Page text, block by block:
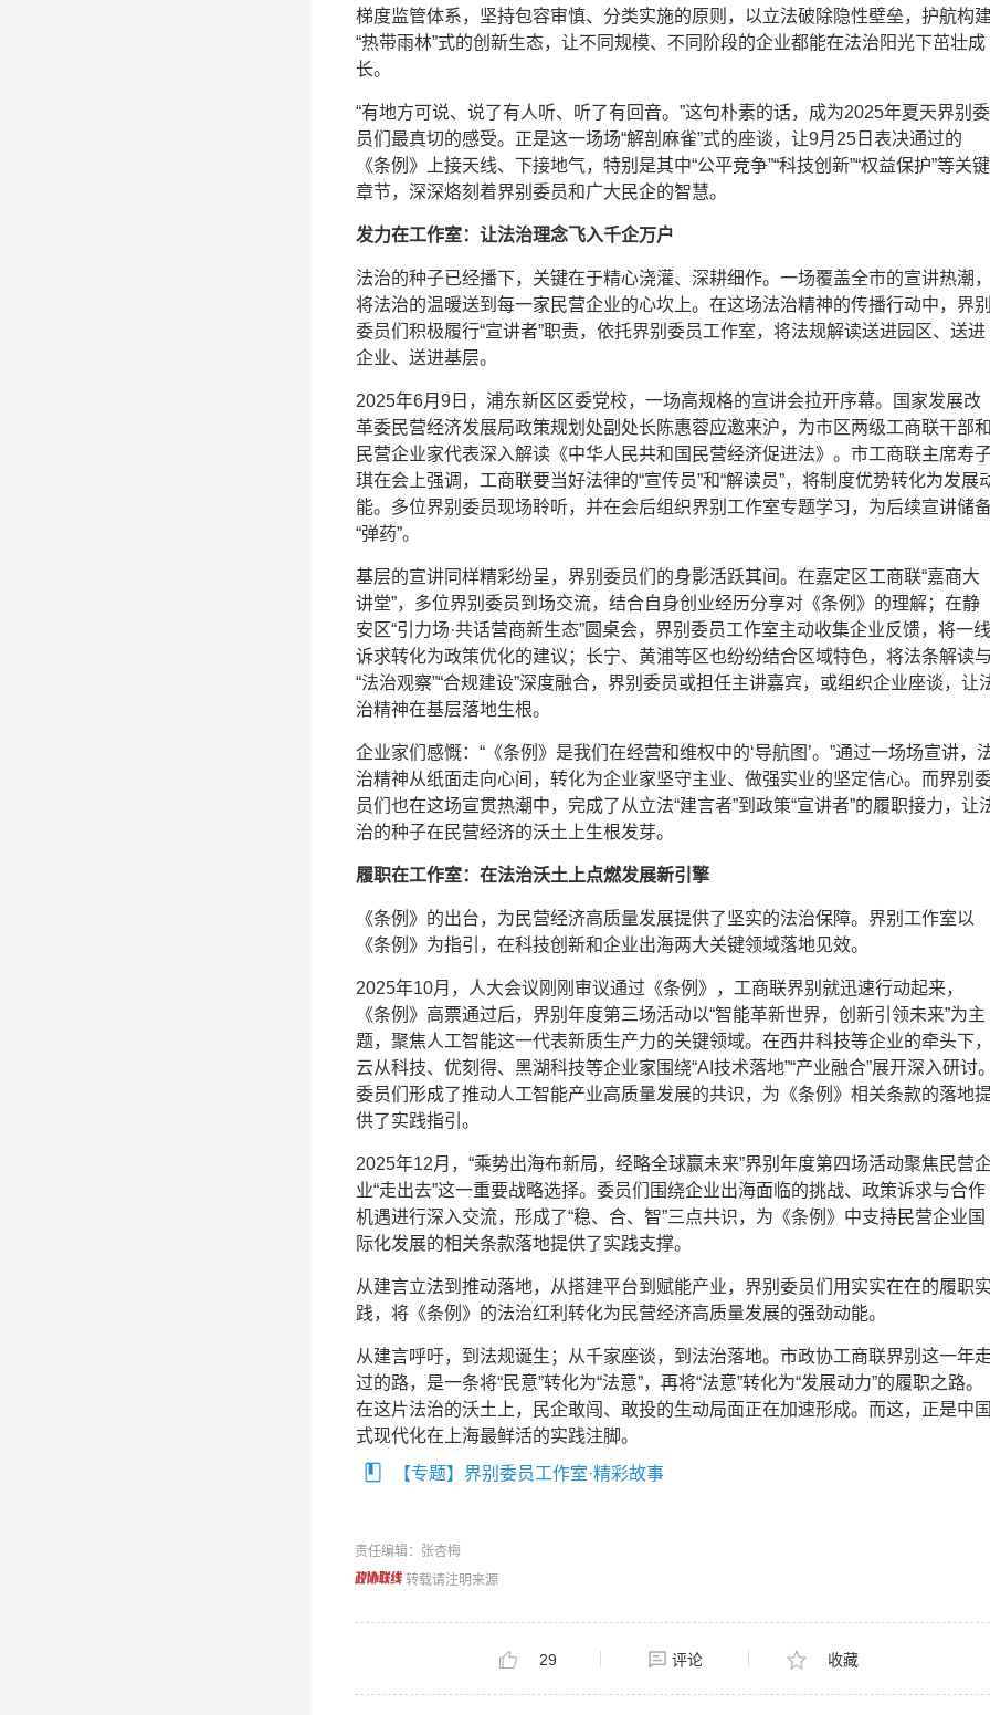
梯度监管体系，坚持包容审慎、分类实施的原则，以立法破除隐性壁垒，护航构
“热带雨林”式的创新生态，让不同规模、不同阶段的企业都能在法治阳光下茁壮成
长。
“有地方可说、说了有人听、听了有回音。”这句朴素的话，成为2025年夏天界别委
员们最真切的感受。正是这一场场“解剖麻雀”式的座谈，让9月25日表决通过的
《条例》上接天线、下接地气，特别是其中“公平竞争”“科技创新”“权益保护”等关键
章节，深深烙刻着界别委员和广大民企的智慧。
发力在工作室：让法治理念飞入千企万户
法治的种子已经播下，关键在于精心浇灌、深耕细作。一场覆盖全市的宣讲热潮，
将法治的温暖送到每一家民营企业的心坎上。在这场法治精神的传播行动中，界别
委员们积极履行“宣讲者”职责，依托界别委员工作室，将法规解读送进园区、送进
企业、送进基层。
2025年6月9日，浦东新区区委党校，一场高规格的宣讲会拉开序幕。国家发展改
革委民营经济发展局政策规划处副处长陈惠蓉应邀来沪，为市区两级工商联干部和
民营企业家代表深入解读《中华人民共和国民营经济促进法》。市工商联主席寿
琪在会上强调，工商联要当好法律的“宣传员”和“解读员”，将制度优势转化为发展
能。多位界别委员现场聆听，并在会后组织界别工作室专题学习，为后续宣讲储
“弹药”。
基层的宣讲同样精彩纷呈，界别委员们的身影活跃其间。在嘉定区工商联“嘉商大
讲堂”，多位界别委员到场交流，结合自身创业经历分享对《条例》的理解；在静
安区“引力场·共话营商新生态”圆桌会，界别委员工作室主动收集企业反馈，将一线
诉求转化为政策优化的建议；长宁、黄浦等区也纷纷结合区域特色，将法条解读与
“法治观察”“合规建设”深度融合，界别委员或担任主讲嘉宾，或组织企业座谈，让
治精神在基层落地生根。
企业家们感慨：“《条例》是我们在经营和维权中的‘导航图’。”通过一场场宣讲，
治精神从纸面走向心间，转化为企业家坚守主业、做强实业的坚定信心。而界别
员们也在这场宣贯热潮中，完成了从立法“建言者”到政策“宣讲者”的履职接力，让
治的种子在民营经济的沃土上生根发芽。
履职在工作室：在法治沃土上点燃发展新引擎
《条例》的出台，为民营经济高质量发展提供了坚实的法治保障。界别工作室以
《条例》为指引，在科技创新和企业出海两大关键领域落地见效。
2025年10月，人大会议刚刚审议通过《条例》，工商联界别就迅速行动起来，
《条例》高票通过后，界别年度第三场活动以“智能革新世界，创新引领未来”为主
题，聚焦人工智能这一代表新质生产力的关键领域。在西井科技等企业的牵头下，
云从科技、优刻得、黑湖科技等企业家围绕“AI技术落地”“产业融合”展开深入研讨。
委员们形成了推动人工智能产业高质量发展的共识，为《条例》相关条款的落地提
供了实践指引。
2025年12月，“乘势出海布新局，经略全球赢未来”界别年度第四场活动聚焦民营
业“走出去”这一重要战略选择。委员们围绕企业出海面临的挑战、政策诉求与合作
机遇进行深入交流，形成了“稳、合、智”三点共识，为《条例》中支持民营企业国
际化发展的相关条款落地提供了实践支撑。
从建言立法到推动落地，从搭建平台到赋能产业，界别委员们用实实在在的履职实
践，将《条例》的法治红利转化为民营经济高质量发展的强劲动能。
从建言呼吁，到法规诞生；从千家座谈，到法治落地。市政协工商联界别这一年走
过的路，是一条将“民意”转化为“法意”，再将“法意”转化为“发展动力”的履职之路。
在这片法治的沃土上，民企敢闯、敢投的生动局面正在加速形成。而这，正是中国
式现代化在上海最鲜活的实践注脚。
【专题】界别委员工作室·精彩故事
责任编辑：张杏梅
转载请注明来源
29 评论 收藏